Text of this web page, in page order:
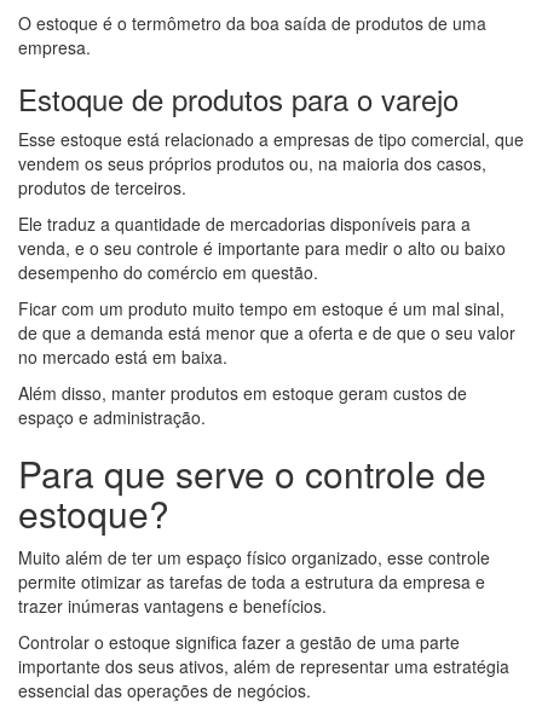
O estoque é o termômetro da boa saída de produtos de uma
empresa.
Estoque de produtos para o varejo
Esse estoque está relacionado a empresas de tipo comercial, que
vendem os seus próprios produtos ou, na maioria dos casos,
produtos de terceiros.
Ele traduz a quantidade de mercadorias disponíveis para a
venda, e o seu controle é importante para medir o alto ou baixo
desempenho do comércio em questão.
Ficar com um produto muito tempo em estoque é um mal sinal,
de que a demanda está menor que a oferta e de que o seu valor
no mercado está em baixa.
Além disso, manter produtos em estoque geram custos de
espaço e administração.
Para que serve o controle de
estoque?
Muito além de ter um espaço físico organizado, esse controle
permite otimizar as tarefas de toda a estrutura da empresa e
trazer inúmeras vantagens e benefícios.
Controlar o estoque significa fazer a gestão de uma parte
importante dos seus ativos, além de representar uma estratégia
essencial das operações de negócios.